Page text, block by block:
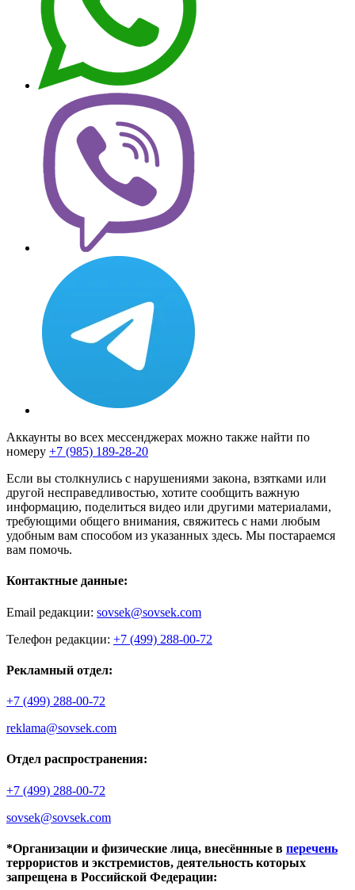
Аккаунты во всех мессенджерах можно также найти по
номеру +7 (985) 189-28-20
Если вы столкнулись с нарушениями закона, взятками или
другой несправедливостью, хотите сообщить важную
информацию, поделиться видео или другими материалами,
требующими общего внимания, свяжитесь с нами любым
удобным вам способом из указанных здесь. Мы постараемся
вам помочь.
Контактные данные:
Email редакции: sovsek@sovsek.com
Телефон редакции: +7 (499) 288-00-72
Рекламный отдел:
+7 (499) 288-00-72
reklama@sovsek.com
Отдел распространения:
+7 (499) 288-00-72
sovsek@sovsek.com
*Организации и физические лица, внесённные в перечень
террористов и экстремистов, деятельность которых
запрещена в Российской Федерации: